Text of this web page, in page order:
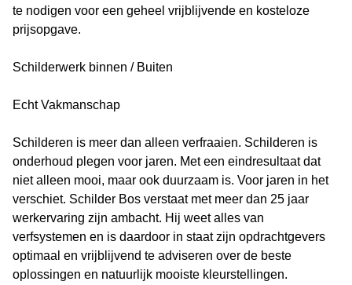
te nodigen voor een geheel vrijblijvende en kosteloze
prijsopgave.
Schilderwerk binnen / Buiten
Echt Vakmanschap
Schilderen is meer dan alleen verfraaien. Schilderen is
onderhoud plegen voor jaren. Met een eindresultaat dat
niet alleen mooi, maar ook duurzaam is. Voor jaren in het
verschiet. Schilder Bos verstaat met meer dan 25 jaar
werkervaring zijn ambacht. Hij weet alles van
verfsystemen en is daardoor in staat zijn opdrachtgevers
optimaal en vrijblijvend te adviseren over de beste
oplossingen en natuurlijk mooiste kleurstellingen.